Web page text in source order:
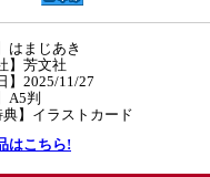
はまじあき
】芳文社
】2025/11/27
A5判
典】イラストカード
はこちら!